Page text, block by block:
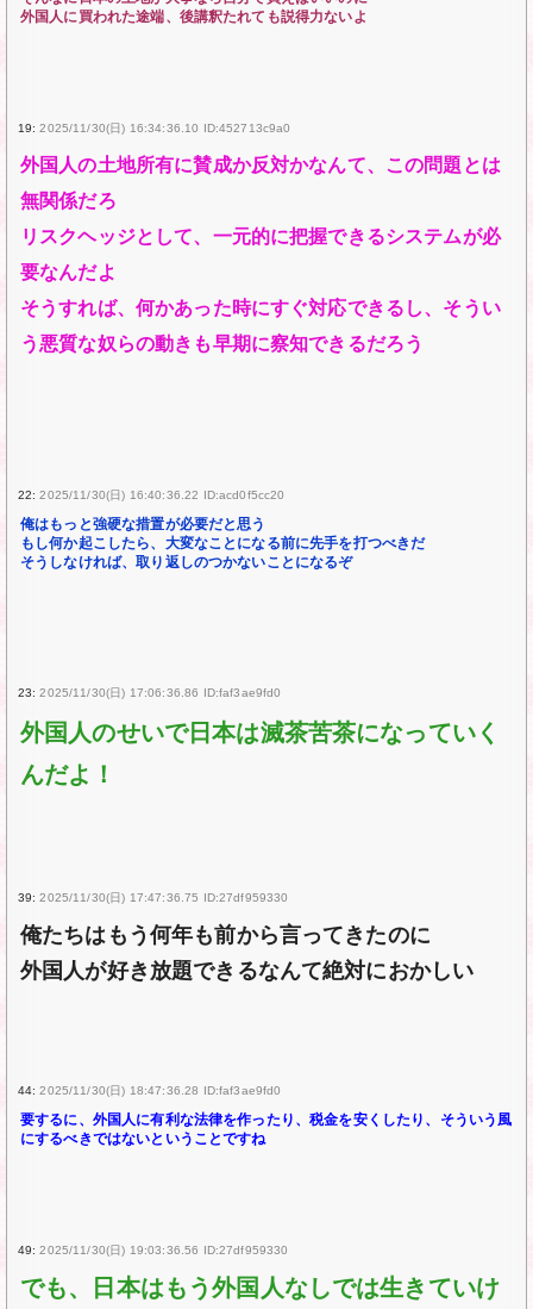
外国人に買われた途端、後講釈たれても説得力ないよ
19: 2025/11/30(日) 16:34:36.10 ID:452713c9a0
外国人の土地所有に賛成か反対かなんて、この問題とは
無関係だろ
リスクヘッジとして、一元的に把握できるシステムが必
要なんだよ
そうすれば、何かあった時にすぐ対応できるし、そうい
う悪質な奴らの動きも早期に察知できるだろう
22: 2025/11/30(日) 16:40:36.22 ID:acd0f5cc20
俺はもっと強硬な措置が必要だと思う
もし何か起こしたら、大変なことになる前に先手を打つべきだ
そうしなければ、取り返しのつかないことになるぞ
23: 2025/11/30(日) 17:06:36.86 ID:faf3ae9fd0
外国人のせいで日本は滅茶苦茶になっていく
んだよ！
39: 2025/11/30(日) 17:47:36.75 ID:27df959330
俺たちはもう何年も前から言ってきたのに
外国人が好き放題できるなんて絶対におかしい
44: 2025/11/30(日) 18:47:36.28 ID:faf3ae9fd0
要するに、外国人に有利な法律を作ったり、税金を安くしたり、そういう風
にするべきではないということですね
49: 2025/11/30(日) 19:03:36.56 ID:27df959330
でも、日本はもう外国人なしでは生きていけ